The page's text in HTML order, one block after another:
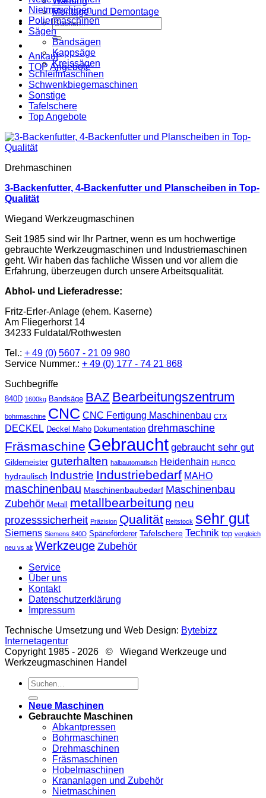
Montage und Demontage
Suche
nach:
Ankauf
TOP Angebote
Nietmaschinen
Poliermaschinen
Sägen
Bandsägen
Kappsäge
Kreissägen
Schleifmaschinen
Schwenkbiegemaschinen
Sonstige
Tafelschere
Top Angebote
Drehmaschinen
3-Backenfutter, 4-Backenfutter und Planscheiben in Top-
Qualität
Wiegand Werkzeugmaschinen
Seit 1985 sind wir Ihr Partner, wenn es um hochwertige
gebrauchte Werkzeugmaschinen und Industriemaschinen
geht. Wir haben das fachliche Wissen und vor allem die
Erfahrung, überzeugen durch unsere Arbeitsqualität.
Abhol- und Lieferadresse:
Fritz-Erler-Anlage (ehem. Kaserne)
Am Fliegerhorst 14
34233 Fuldatal/Rothwesten
Tel.: + 49 (0) 5607 - 21 09 980
Service Nummer.: + 49 (0) 177 - 74 21 868
Suchbegriffe
840D 1600kg Bandsäge BAZ Bearbeitungszentrum
bohrmaschine CNC CNC Fertigung Maschinenbau CTX
DECKEL Deckel Maho Dokumentation drehmaschine
Fräsmaschine Gebraucht gebraucht sehr gut
Gildemeister guterhalten halbautomatisch Heidenhain HURCO
hydraulisch Industrie Industriebedarf MAHO
maschinenbau Maschinenbaubedarf Maschinenbau
Zubehör Metall metallbearbeitung neu
prozesssicherheit Präzision Qualität Reitstock sehr gut
Siemens Siemens 840D Späneförderer Tafelschere Technik top vergleich
neu vs alt Werkzeuge Zubehör
Service
Über uns
Kontakt
Datenschutzerklärung
Impressum
Technische Umsetzung und Web Design: Bytebizz
Internetagentur
Copyright 1985 - 2026 © Wiegand Werkzeuge und
Werkzeugmaschinen Handel
Suche
nach:
Neue Maschinen
Gebrauchte Maschinen
Abkantpressen
Bohrmaschinen
Drehmaschinen
Fräsmaschinen
Hobelmaschinen
Krananlagen und Zubehör
Nietmaschinen